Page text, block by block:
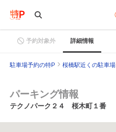
予約対象外 詳細情報
駐車場予約の特P 桜橋駅近くの駐車場
パーキング情報
テクノパーク２４ 桜木町１番